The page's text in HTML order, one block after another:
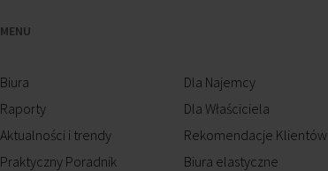
MENU
Biura
Raporty
Aktualności i trendy
Praktyczny Poradnik
Dla Najemcy
Dla Właściciela
Rekomendacje Klientów
Biura elastyczne